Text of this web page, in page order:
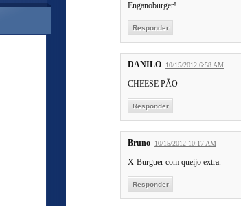
Enganoburger!
Responder
DANILO 10/15/2012 6:58 AM
CHEESE PÃO
Responder
Bruno 10/15/2012 10:17 AM
X-Burguer com queijo extra.
Responder